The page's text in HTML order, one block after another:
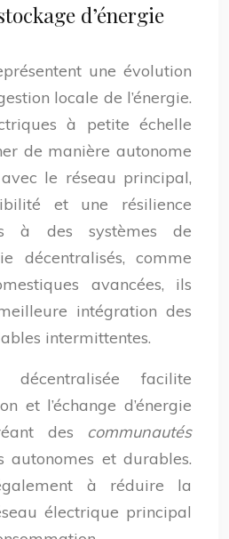
d’énergie
une évolution
locale de l’énergie.
à petite échelle
de manière autonome
le réseau principal,
et une résilience
à des systèmes de
décentralisés, comme
avancées, ils
intégration des
intermittentes.
décentralisée facilite
et l’échange d’énergie
des communautés
autonomes et durables.
à réduire la
électrique principal